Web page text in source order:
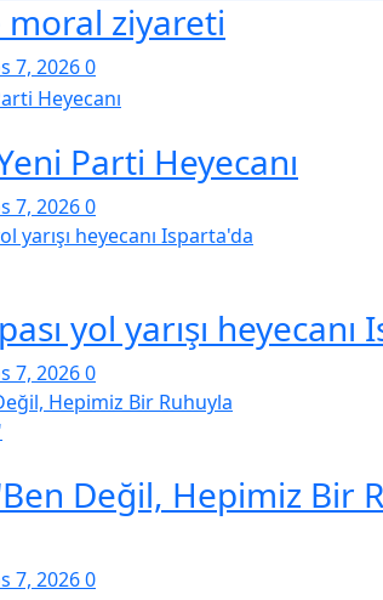
ziyareti
7, 20260
Parti Heyecanı
7, 20260
yol yarışı
7, 20260
Değil, Hepimiz Bir
7, 20260